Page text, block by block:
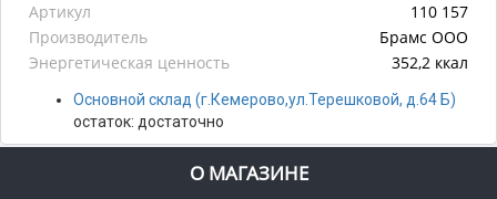
Артикул
110 157
Производитель
Брамс ООО
Энергетическая ценность
352,2 ккал
Основной склад (г.Кемерово,ул.Терешковой, д.64 Б)
остаток: достаточно
О МАГАЗИНЕ